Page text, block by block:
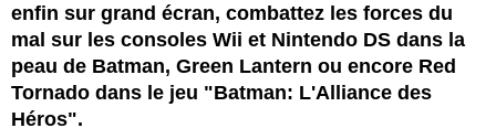
enfin sur grand écran, combattez les forces du
mal sur les consoles Wii et Nintendo DS dans la
peau de Batman, Green Lantern ou encore Red
Tornado dans le jeu "Batman: L'Alliance des
Héros".